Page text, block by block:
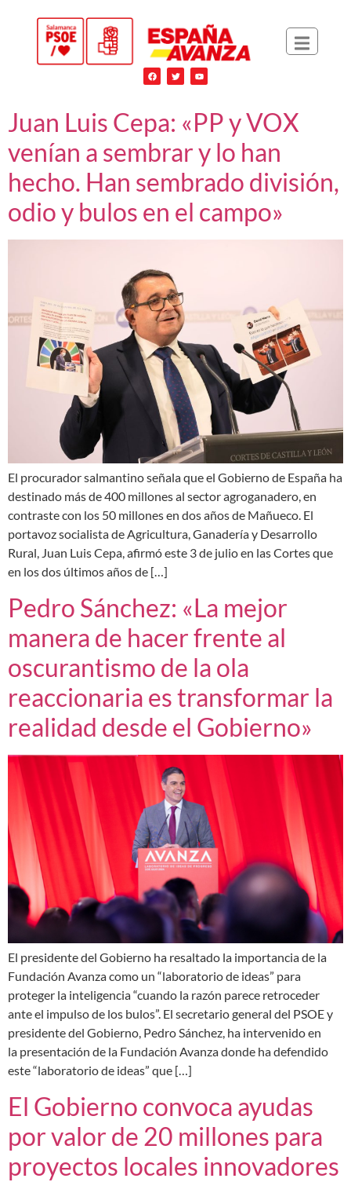
Juan Luis Cepa: «PP y VOX
venían a sembrar y lo han
hecho. Han sembrado división,
odio y bulos en el campo»
El procurador salmantino señala que el Gobierno de España ha
destinado más de 400 millones al sector agroganadero, en
contraste con los 50 millones en dos años de Mañueco. El
portavoz socialista de Agricultura, Ganadería y Desarrollo
Rural, Juan Luis Cepa, afirmó este 3 de julio en las Cortes que
en los dos últimos años de […]
Pedro Sánchez: «La mejor
manera de hacer frente al
oscurantismo de la ola
reaccionaria es transformar la
realidad desde el Gobierno»
El presidente del Gobierno ha resaltado la importancia de la
Fundación Avanza como un “laboratorio de ideas” para
proteger la inteligencia “cuando la razón parece retroceder
ante el impulso de los bulos”. El secretario general del PSOE y
presidente del Gobierno, Pedro Sánchez, ha intervenido en
la presentación de la Fundación Avanza donde ha defendido
este “laboratorio de ideas” que […]
El Gobierno convoca ayudas
por valor de 20 millones para
proyectos locales innovadores